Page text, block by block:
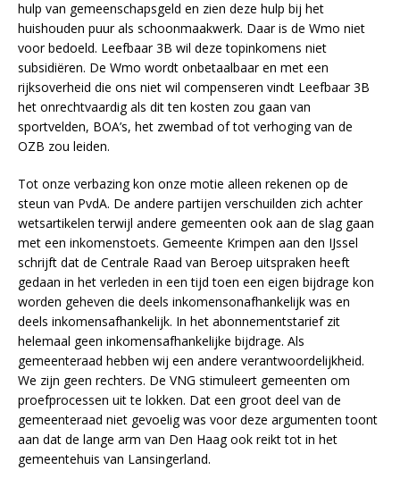
hulp van gemeenschapsgeld en zien deze hulp bij het
huishouden puur als schoonmaakwerk. Daar is de Wmo niet
voor bedoeld. Leefbaar 3B wil deze topinkomens niet
subsidiëren. De Wmo wordt onbetaalbaar en met een
rijksoverheid die ons niet wil compenseren vindt Leefbaar 3B
het onrechtvaardig als dit ten kosten zou gaan van
sportvelden, BOA’s, het zwembad of tot verhoging van de
OZB zou leiden.
Tot onze verbazing kon onze motie alleen rekenen op de
steun van PvdA. De andere partijen verschuilden zich achter
wetsartikelen terwijl andere gemeenten ook aan de slag gaan
met een inkomenstoets. Gemeente Krimpen aan den IJssel
schrijft dat de Centrale Raad van Beroep uitspraken heeft
gedaan in het verleden in een tijd toen een eigen bijdrage kon
worden geheven die deels inkomensonafhankelijk was en
deels inkomensafhankelijk. In het abonnementstarief zit
helemaal geen inkomensafhankelijke bijdrage. Als
gemeenteraad hebben wij een andere verantwoordelijkheid.
We zijn geen rechters. De VNG stimuleert gemeenten om
proefprocessen uit te lokken. Dat een groot deel van de
gemeenteraad niet gevoelig was voor deze argumenten toont
aan dat de lange arm van Den Haag ook reikt tot in het
gemeentehuis van Lansingerland.